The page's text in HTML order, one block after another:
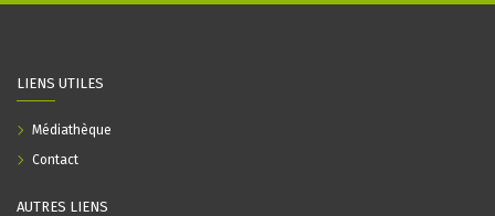
LIENS UTILES
Médiathèque
Contact
AUTRES LIENS